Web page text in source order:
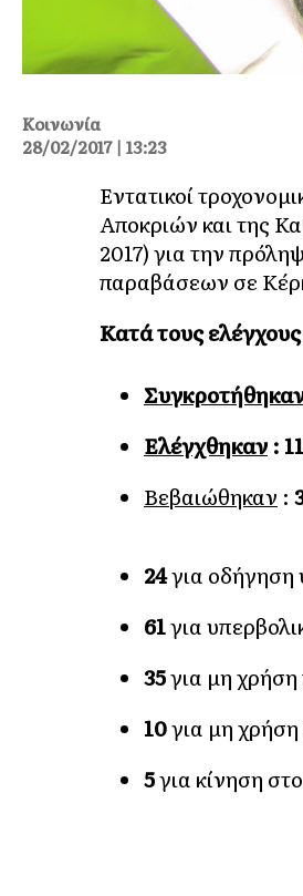
Κοινωνία
28/02/2017 | 13:23
Εντατικοί
Αποκριών και της
2017) για την
παραβάσεων σε
Κατά τους
Ελέγχθηκαν :
Βεβαιώθηκαν :
24για οδήγηση
61για
35για μη
10για μη
5για κίνηση